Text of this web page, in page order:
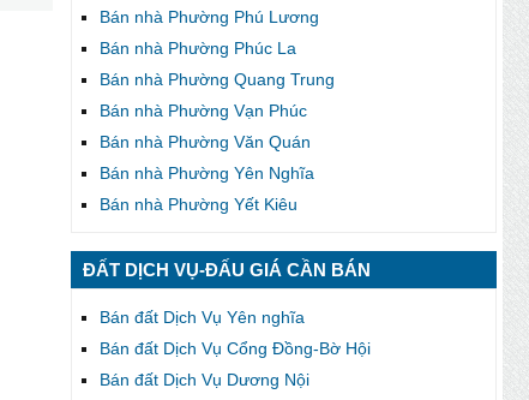
Bán nhà Phường Phú Lương
Bán nhà Phường Phúc La
Bán nhà Phường Quang Trung
Bán nhà Phường Vạn Phúc
Bán nhà Phường Văn Quán
Bán nhà Phường Yên Nghĩa
Bán nhà Phường Yết Kiêu
ĐẤT DỊCH VỤ-ĐẤU GIÁ CẦN BÁN
Bán đất Dịch Vụ Yên nghĩa
Bán đất Dịch Vụ Cổng Đồng-Bờ Hội
Bán đất Dịch Vụ Dương Nội